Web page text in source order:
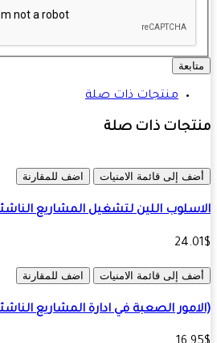
منتجات ذات صلة
ذات صلة
إلى قائمة الامنيات اضف للمقارنة
اللين لتشغيل المشاريع الناشئة
إلى قائمة الامنيات اضف للمقارنة
الصعبة في ادارة المشاريع الناشئة